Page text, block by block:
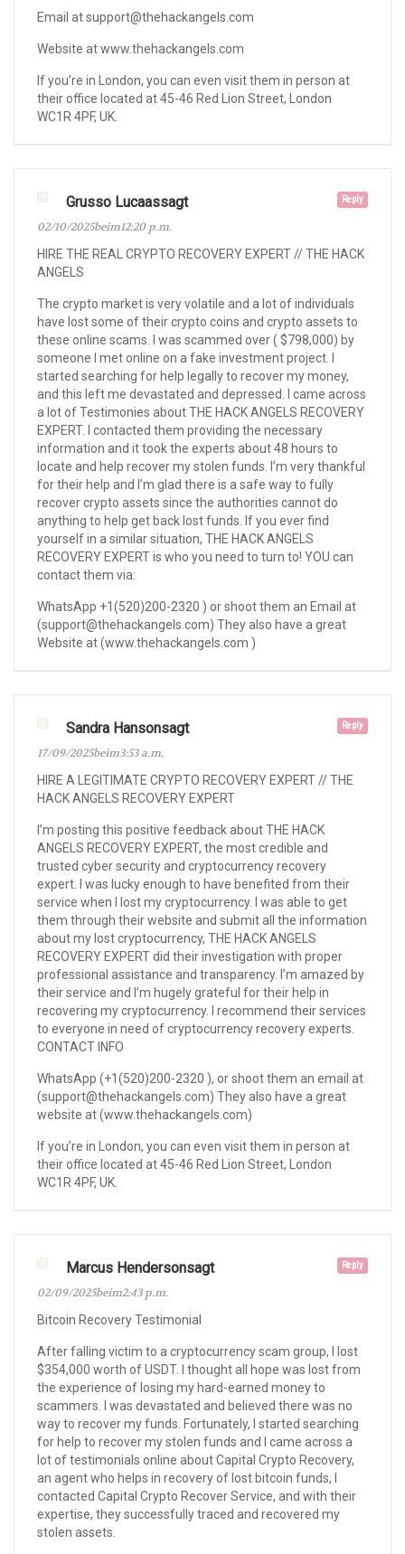
Email at support@thehackangels.com
Website at www.thehackangels.com
If you’re in London, you can even visit them in person at
their office located at 45-46 Red Lion Street, London
WC1R 4PF, UK.
Reply
Grusso Lucaassagt
02/10/2025beim12:20 p.m.
HIRE THE REAL CRYPTO RECOVERY EXPERT // THE HACK
ANGELS
The crypto market is very volatile and a lot of individuals
have lost some of their crypto coins and crypto assets to
these online scams. I was scammed over ( $798,000) by
someone I met online on a fake investment project. I
started searching for help legally to recover my money,
and this left me devastated and depressed. I came across
a lot of Testimonies about THE HACK ANGELS RECOVERY
EXPERT. I contacted them providing the necessary
information and it took the experts about 48 hours to
locate and help recover my stolen funds. I’m very thankful
for their help and I’m glad there is a safe way to fully
recover crypto assets since the authorities cannot do
anything to help get back lost funds. If you ever find
yourself in a similar situation, THE HACK ANGELS
RECOVERY EXPERT is who you need to turn to! YOU can
contact them via:
WhatsApp +1(520)200-2320 ) or shoot them an Email at
(support@thehackangels.com) They also have a great
Website at (www.thehackangels.com )
Reply
Sandra Hansonsagt
17/09/2025beim3:53 a.m.
HIRE A LEGITIMATE CRYPTO RECOVERY EXPERT // THE
HACK ANGELS RECOVERY EXPERT
I’m posting this positive feedback about THE HACK
ANGELS RECOVERY EXPERT, the most credible and
trusted cyber security and cryptocurrency recovery
expert. I was lucky enough to have benefited from their
service when I lost my cryptocurrency. I was able to get
them through their website and submit all the information
about my lost cryptocurrency, THE HACK ANGELS
RECOVERY EXPERT did their investigation with proper
professional assistance and transparency. I’m amazed by
their service and I’m hugely grateful for their help in
recovering my cryptocurrency. I recommend their services
to everyone in need of cryptocurrency recovery experts.
CONTACT INFO
WhatsApp (+1(520)200-2320 ), or shoot them an email at
(support@thehackangels.com) They also have a great
website at (www.thehackangels.com)
If you’re in London, you can even visit them in person at
their office located at 45-46 Red Lion Street, London
WC1R 4PF, UK.
Reply
Marcus Hendersonsagt
02/09/2025beim2:43 p.m.
Bitcoin Recovery Testimonial
After falling victim to a cryptocurrency scam group, I lost
$354,000 worth of USDT. I thought all hope was lost from
the experience of losing my hard-earned money to
scammers. I was devastated and believed there was no
way to recover my funds. Fortunately, I started searching
for help to recover my stolen funds and I came across a
lot of testimonials online about Capital Crypto Recovery,
an agent who helps in recovery of lost bitcoin funds, I
contacted Capital Crypto Recover Service, and with their
expertise, they successfully traced and recovered my
stolen assets.